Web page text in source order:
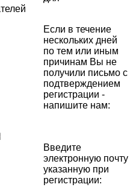
Если в течение
нескольких дней
по тем или иным
причинам Вы не
получили письмо с
подтверждением
регистрации -
напишите нам:
Введите
электронную почту
указанную при
регистрации: